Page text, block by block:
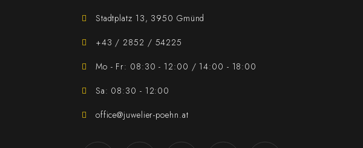
Stadtplatz 13, 3950 Gmünd
+43 / 2852 / 54225
Mo - Fr: 08:30 - 12:00 / 14:00 - 18:00
Sa: 08:30 - 12:00
office@juwelier-poehn.at